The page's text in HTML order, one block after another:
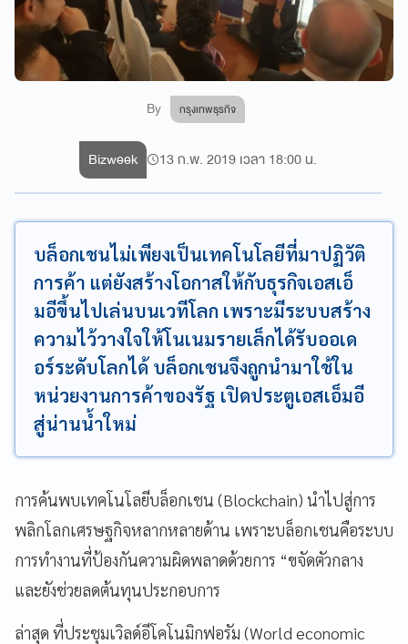
By กรุงเทพธุรกิจ
Bizweek 13 ก.พ. 2019 เวลา 18:00 น.
บล็อกเชนไม่เพียงเป็นเทคโนโลยีที่มาปฏิวัติ
การค้า แต่ยังสร้างโอกาสให้กับธุรกิจเอสเอ็
มอีขึ้นไปเล่นบนเวทีโลก เพราะมีระบบสร้าง
ความไว้วางใจให้โนเนมรายเล็กได้รับออเด
อร์ระดับโลกได้ บล็อกเชนจึงถูกนำมาใช้ใน
หน่วยงานการค้าของรัฐ เปิดประตูเอสเอ็มอี
สู่น่านน้ำใหม่
การค้นพบเทคโนโลยีบล็อกเชน (Blockchain) นำไปสู่การ
พลิกโลกเศรษฐกิจหลากหลายด้าน เพราะบล็อกเชนคือระบบ
การทำงานที่ป้องกันความผิดพลาดด้วยการ “ขจัดตัวกลาง
และยังช่วยลดต้นทุนประกอบการ
ล่าสุด ที่ประชุมเวิลด์อีโคโนมิกฟอรัม (World economic